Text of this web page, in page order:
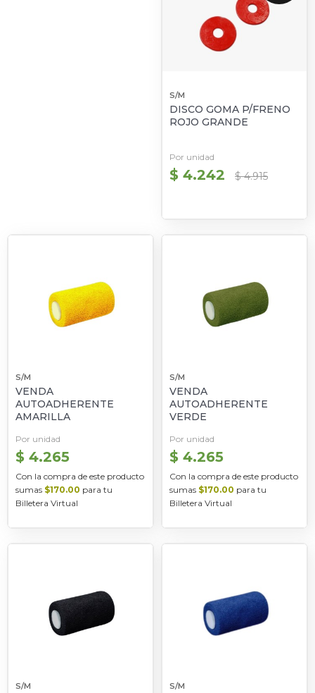
S/M
DISCO GOMA P/FRENO
ROJO GRANDE
Por unidad
$ 4.242 $ 4.915
S/M
VENDA
AUTOADHERENTE
AMARILLA
Por unidad
$ 4.265
Con la compra de este producto
sumas $170.00 para tu
Billetera Virtual
S/M
VENDA
AUTOADHERENTE
VERDE
Por unidad
$ 4.265
Con la compra de este producto
sumas $170.00 para tu
Billetera Virtual
S/M S/M